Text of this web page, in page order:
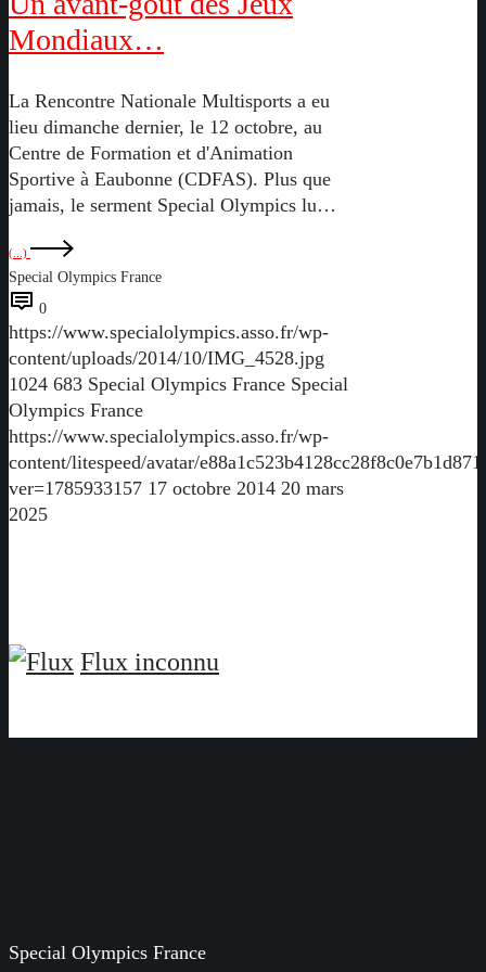
Mondiaux…
La Rencontre Nationale Multisports a eu
lieu dimanche dernier, le 12 octobre, au
Centre de Formation et d'Animation
Sportive à Eaubonne (CDFAS). Plus que
jamais, le serment Special Olympics lu…
(...)
Special Olympics France
0
https://www.specialolympics.asso.fr/wp-
content/uploads/2014/10/IMG_4528.jpg
1024 683 Special Olympics France Special
Olympics France
https://www.specialolympics.asso.fr/wp-
content/litespeed/avatar/
ver=1785933157 17 octobre 2014 20 mars
2025
Flux inconnu
Special Olympics France